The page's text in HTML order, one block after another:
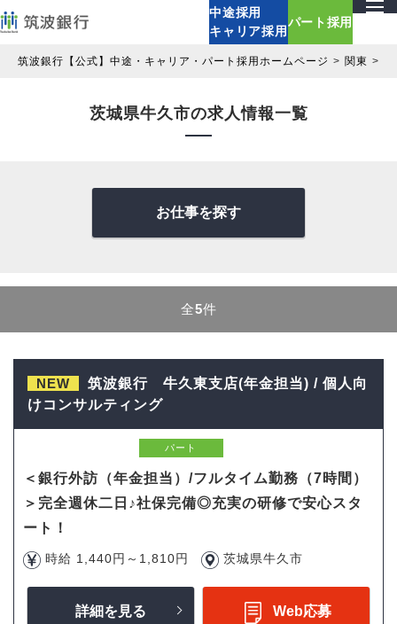
中途採用
キャリア採用
パート採用
筑波銀行【公式】中途・キャリア・パート採用ホームページ 関東
茨城県牛久市の求人情報一覧
お仕事を探す
全5件
NEW
筑波銀行 牛久東支店(年金担当) / 個人向
けコンサルティング
パート
＜銀行外訪（年金担当）/フルタイム勤務（7時間）
＞完全週休二日♪社保完備◎充実の研修で安心スタ
ート！
時給 1,440円～1,810円 茨城県牛久市
詳細を見る Web応募